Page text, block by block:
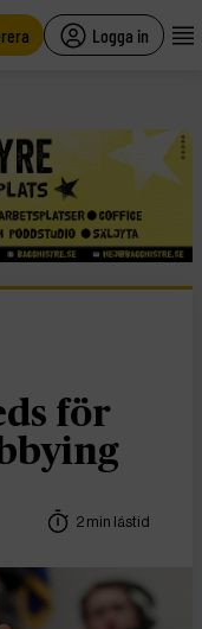
Logga in
för
2 min lästid